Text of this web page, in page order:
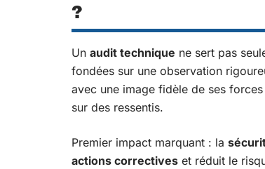
?
Un audit technique ne sert pas
fondées sur une observation
avec une image fidèle de ses
sur des ressentis.
Premier impact marquant : la
actions correctives et réduit le